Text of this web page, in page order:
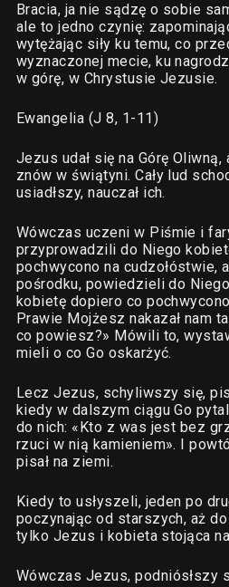
Bracia, ja nie sądzę o sobie
ale to jedno czynię:
wytężając siły ku temu, co
wyznaczonej mecie, ku
w górę, w Chrystusie Jezusie.
Ewangelia (J 8, 1-11)
Jezus udał się na Górę
znów w świątyni. Cały lud
usiadłszy, nauczał ich.
Wówczas uczeni w Piśmie i
przyprowadzili do Niego
pochwycono na cudzołóstwie,
pośrodku, powiedzieli do
kobietę dopiero co
Prawie Mojżesz nakazał nam
co powiesz?» Mówili to,
mieli o co Go oskarżyć.
Lecz Jezus, schyliwszy się,
kiedy w dalszym ciągu Go
do nich: «Kto z was jest bez
rzuci w nią kamieniem». I
pisał na ziemi.
Kiedy to usłyszeli, jeden po
poczynając od starszych, aż
tylko Jezus i kobieta stojąca
Wówczas Jezus, podniósłszy